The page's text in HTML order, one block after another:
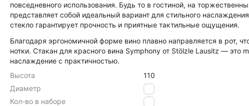
повседневного использования. Будь то в гостиной, на
представляет собой идеальный вариант для стильного
стекло гарантирует прочность и приятные тактильные ощущения.
Благодаря эргономичной форме вино плавно направляется в рот,
нотки. Стакан для красного вина Symphony от Stölzle Lausitz — это
наслаждение с практичностью.
Высота
110
Диаметр
93
Кол-во в наборе
6